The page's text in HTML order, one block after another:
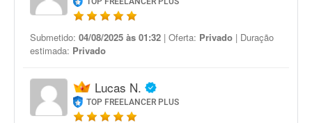
Submetido: 04/08/2025 às 01:32 | Oferta: Privado | Duração
estimada: Privado
Lucas N.
TOP FREELANCER PLUS